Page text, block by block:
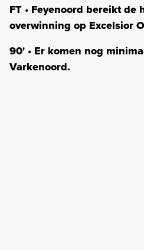
FT • Feyenoord bereikt de
overwinning op Excelsior
90' • Er komen nog
Varkenoord.